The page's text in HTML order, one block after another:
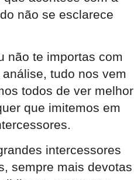
não se esclarece
não te importas com
tudo nos vem
todos de ver melhor
que imitemos em
intercessores
sempre mais devotas